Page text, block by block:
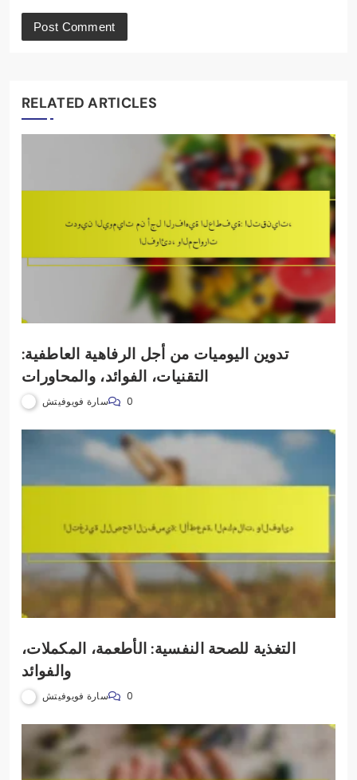
RELATED ARTICLES
تدوين اليوميات من أجل الرفاهية العاطفية:
التقنيات، الفوائد، والمحاورات
سارة فويوفيتش 0
التغذية للصحة النفسية: الأطعمة، المكملات،
والفوائد
سارة فويوفيتش 0